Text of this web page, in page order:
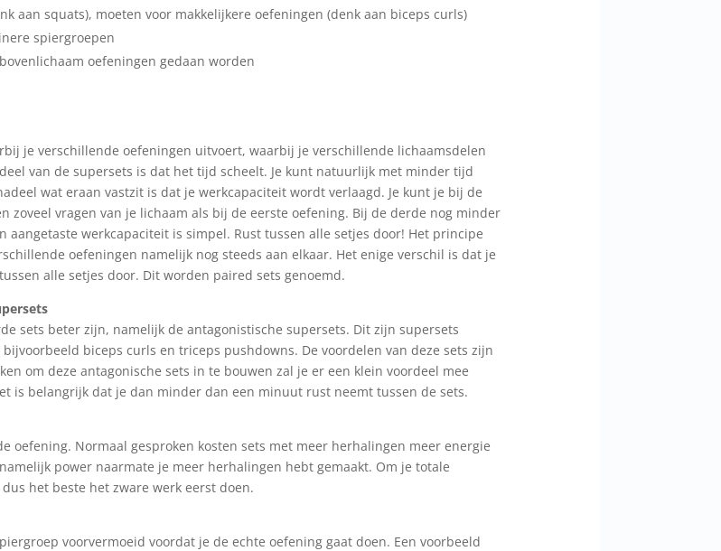
aan squats), moeten voor makkelijkere oefeningen (denk aan biceps curls)
spiergroepen
oefeningen gedaan worden
je verschillende oefeningen uitvoert, waarbij je verschillende lichaamsdelen
van de supersets is dat het tijd scheelt. Je kunt natuurlijk met minder tijd
wat eraan vastzit is dat je werkcapaciteit wordt verlaagd. Je kunt je bij de
zoveel vragen van je lichaam als bij de eerste oefening. Bij de derde nog minder
aangetaste werkcapaciteit is simpel. Rust tussen alle setjes door! Het principe
oefeningen namelijk nog steeds aan elkaar. Het enige verschil is dat je
alle setjes door. Dit worden paired sets genoemd.
sets beter zijn, namelijk de antagonistische supersets. Dit zijn supersets
biceps curls en triceps pushdowns. De voordelen van deze sets zijn
om deze antagonische sets in te bouwen zal je er een klein voordeel mee
is belangrijk dat je dan minder dan een minuut rust neemt tussen de sets.
oefening. Normaal gesproken kosten sets met meer herhalingen meer energie
power naarmate je meer herhalingen hebt gemaakt. Om je totale
het beste het zware werk eerst doen.
voorvermoeid voordat je de echte oefening gaat doen. Een voorbeeld